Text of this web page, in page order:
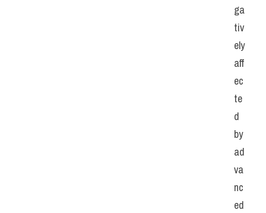
ga
tiv
ely
aff
ec
te
d
by
ad
va
nc
ed